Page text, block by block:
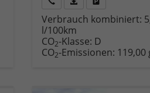
anfordernDatei,
Fahrzeugexposé
drucken
drucken,
oder
vergleichen
Verbrauch kombiniert:
l/100km
CO2-Klasse: D
CO2-Emissionen: 119,00